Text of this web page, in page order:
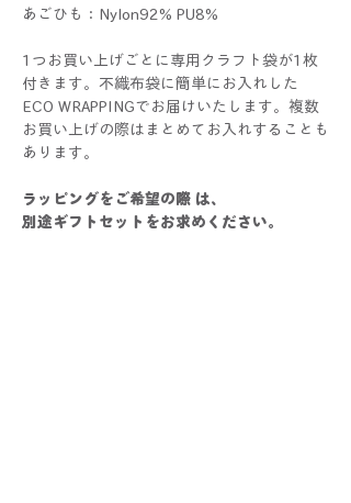
あごひも：Nylon92% PU8%
1つお買い上げごとに専用クラフト袋が1枚
付きます。不織布袋に簡単にお入れした
ECO WRAPPINGでお届けいたします。複数
お買い上げの際はまとめてお入れすることも
あります。
ラッピングをご希望の際 は、
別途ギフトセットをお求めください。